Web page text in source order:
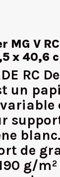
MG V
x 40,6
RC
un
de
g/